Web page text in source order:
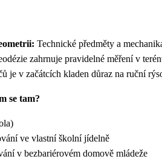
Technické předměty a
zahrnuje pravidelné měření v
je v začátcích kladen důraz na ruční
se tam?
ve vlastní školní jídelně
v bezbariérovém domově mládeže